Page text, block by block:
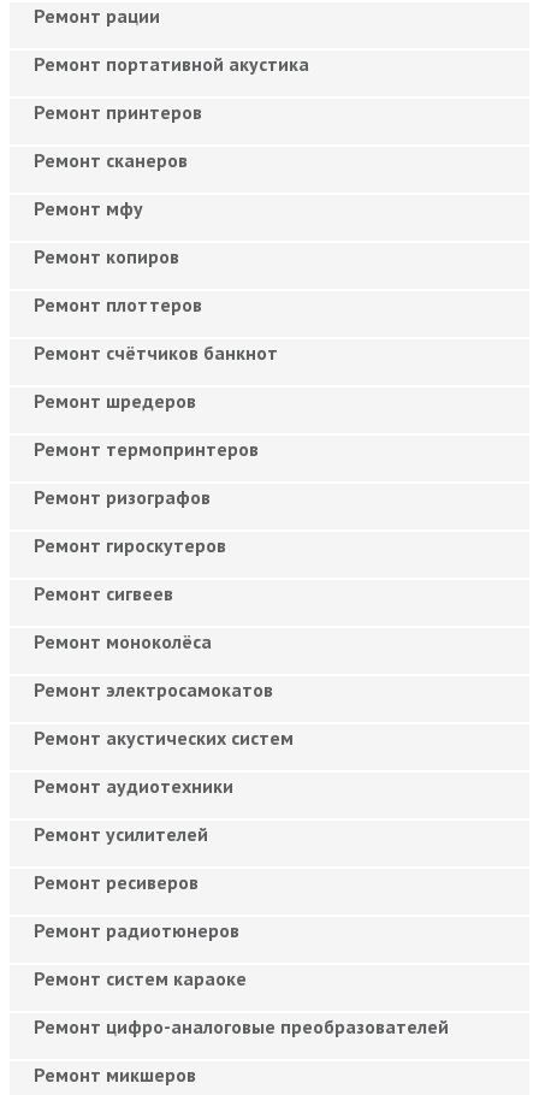
Ремонт рации
Ремонт портативной акустика
Ремонт принтеров
Ремонт сканеров
Ремонт мфу
Ремонт копиров
Ремонт плоттеров
Ремонт счётчиков банкнот
Ремонт шредеров
Ремонт термопринтеров
Ремонт ризографов
Ремонт гироскутеров
Ремонт сигвеев
Ремонт моноколёса
Ремонт электросамокатов
Ремонт акустических систем
Ремонт аудиотехники
Ремонт усилителей
Ремонт ресиверов
Ремонт радиотюнеров
Ремонт систем караоке
Ремонт цифро-аналоговые преобразователей
Ремонт микшеров